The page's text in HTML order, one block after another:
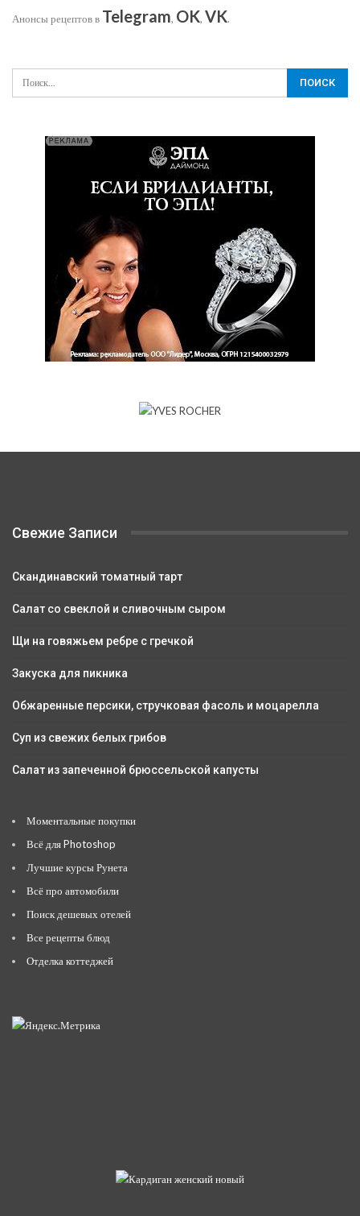
Анонсы рецептов в Telegram, OK, VK.
Свежие Записи
Скандинавский томатный тарт
Салат со свеклой и сливочным сыром
Щи на говяжьем ребре с гречкой
Закуска для пикника
Обжаренные персики, стручковая фасоль и моцарелла
Суп из свежих белых грибов
Салат из запеченной брюссельской капусты
Моментальные покупки
Всё для Photoshop
Лучшие курсы Рунета
Всё про автомобили
Поиск дешевых отелей
Все рецепты блюд
Отделка коттеджей